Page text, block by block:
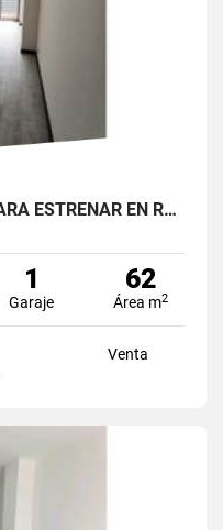
SE VENDE APARTAMENTO PARA ESTRENAR EN RESTREPO ANTONIO NARIÑO
1
Garaje
62
Área m2
Venta